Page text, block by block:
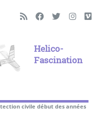
Helico-
Fascination
civile début des années